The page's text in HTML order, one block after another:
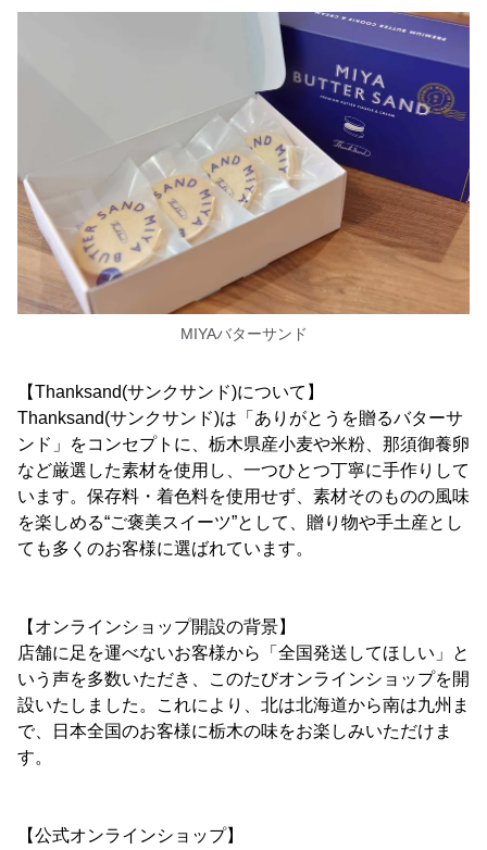
MIYAバターサンド
【Thanksand(サンクサンド)について】
Thanksand(サンクサンド)は「ありがとうを贈るバターサ
ンド」をコンセプトに、栃木県産小麦や米粉、那須御養卵
など厳選した素材を使用し、一つひとつ丁寧に手作りして
います。保存料・着色料を使用せず、素材そのものの風味
を楽しめる“ご褒美スイーツ”として、贈り物や手土産とし
ても多くのお客様に選ばれています。
【オンラインショップ開設の背景】
店舗に足を運べないお客様から「全国発送してほしい」と
いう声を多数いただき、このたびオンラインショップを開
設いたしました。これにより、北は北海道から南は九州ま
で、日本全国のお客様に栃木の味をお楽しみいただけま
す。
【公式オンラインショップ】